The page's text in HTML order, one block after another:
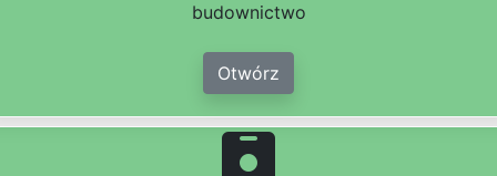
budownictwo
Otwórz